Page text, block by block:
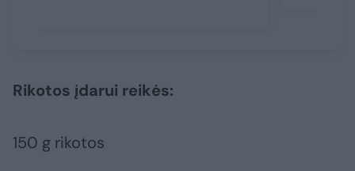
Rikotos įdarui reikės:
150 g rikotos